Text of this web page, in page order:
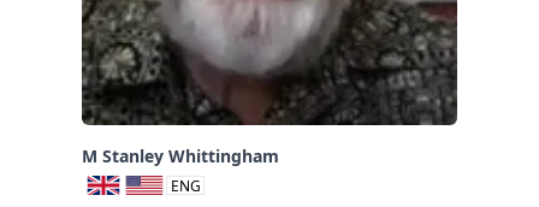
M Stanley Whittingham
ENG